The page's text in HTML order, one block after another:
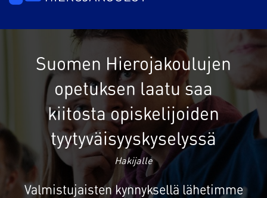
Suomen Hierojakoulujen
opetuksen laatu saa
kiitosta opiskelijoiden
tyytyväisyyskyselyssä
Hakijalle
Valmistujaisten kynnyksellä lähetimme